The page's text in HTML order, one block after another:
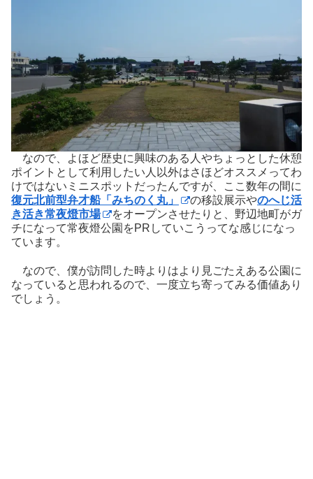
なので、よほど歴史に興味のある人やちょっとした休憩
ポイントとして利用したい人以外はさほどオススメってわ
けではないミニスポットだったんですが、ここ数年の間に
復元北前型弁才船「みちのく丸」
の移設展示やのへじ活
き活き常夜燈市場
をオープンさせたりと、野辺地町がガ
チになって常夜燈公園をPRしていこうってな感じになっ
ています。
なので、僕が訪問した時よりはより見ごたえある公園に
なっていると思われるので、一度立ち寄ってみる価値あり
でしょう。